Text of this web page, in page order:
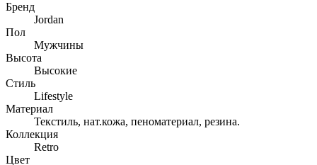
Бренд
Jordan
Пол
Мужчины
Высота
Высокие
Стиль
Lifestyle
Материал
Текстиль, нат.кожа, пеноматериал, резина.
Коллекция
Retro
Цвет